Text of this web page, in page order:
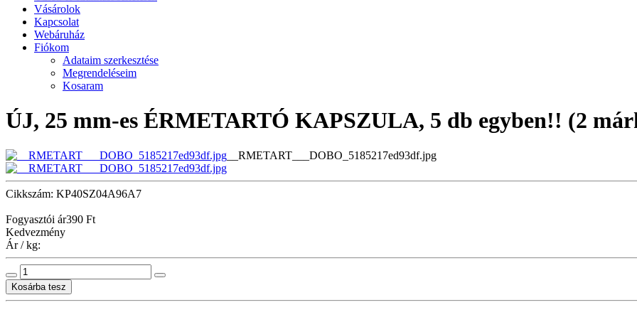
Vásárolok
Kapcsolat
Webáruház
Fiókom
Adataim szerkesztése
Megrendeléseim
Kosaram
ÚJ, 25 mm-es ÉRMETARTÓ KAPSZULA, 5 db egyben!! (2
__RMETART___DOBO_5185217ed93df.jpg
Cikkszám: KP40SZ04A96A7
Fogyasztói ár390 Ft
Kedvezmény
Ár / kg: